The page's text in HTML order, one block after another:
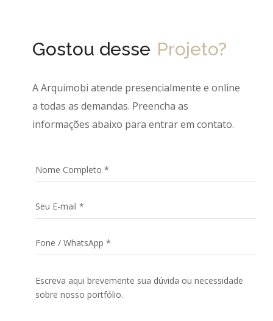
Gostou desse Projeto?
A Arquimobi atende presencialmente e online
a todas as demandas. Preencha as
informações abaixo para entrar em contato.